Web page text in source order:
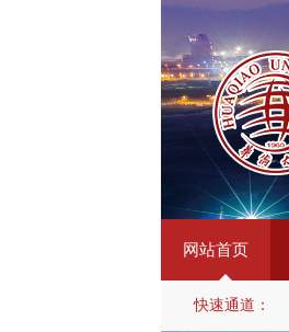
网站首页
快速通道：